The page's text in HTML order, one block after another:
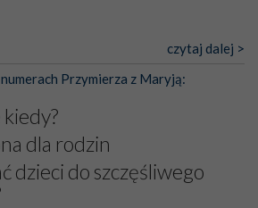
czytaj dalej >
Przymierza z Maryją:
kiedy?
dla rodzin
dzieci do szczęśliwego